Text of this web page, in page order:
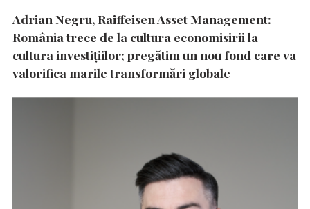
Adrian Negru, Raiffeisen Asset Management:
România trece de la cultura economisirii la
cultura investițiilor; pregătim un nou fond care va
valorifica marile transformări globale